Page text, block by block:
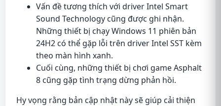
Vấn đề tương thích với driver Intel Smart
Sound Technology cũng được ghi nhận.
Những thiết bị chạy Windows 11 phiên bản
24H2 có thể gặp lỗi trên driver Intel SST kèm
theo màn hình xanh.
Cuối cùng, những thiết bị chơi game Asphalt
8 cũng gặp tình trạng dừng phản hồi.
Hy vọng rằng bản cập nhật này sẽ giúp cải thiện